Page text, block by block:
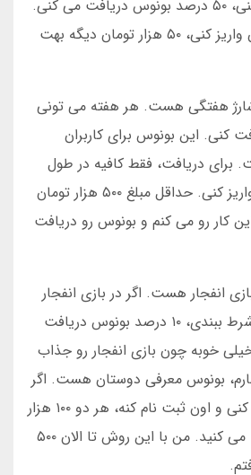
کنی و پول واریز می کنی، ۵۰ درصد بونوس دریافت می کنی.
مثلا اگر ۱۰۰ هزار تومان واریز کنی، ۵۰ هزار تومان دیگه بهت
هفتگی هست. هر هفته می تونی
کنی. این بونوس برای کاربران
دریافت، فقط کافیه در طول
هفته مبلغ مشخصی واریز کنی. حداقل مبلغ ۵۰۰ هزار تومان
کار رو می کنم و بونوس رو دریافت
انفجار هست. اگر در بازی انفجار
سه بار پشت سر هم شرط ببندی، ۱۰ درصد بونوس دریافت
خوبه چون بازی انفجار رو جذاب
بونوس معرفی دوستان هست. اگر
یک دوست رو معرفی کنی و اون ثبت نام کنه، هر دو ۱۰۰ هزار
تومان بونوس دریافت می کنید. من با این روش تا الان ۵۰۰